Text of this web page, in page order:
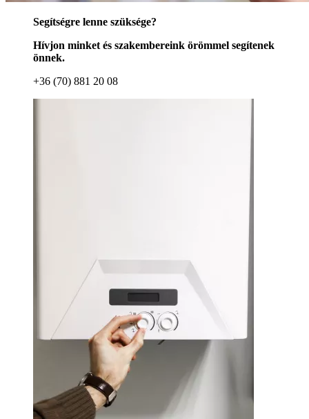
Segítségre lenne szüksége?
Hívjon minket és szakembereink örömmel segítenek
önnek.
+36 (70) 881 20 08